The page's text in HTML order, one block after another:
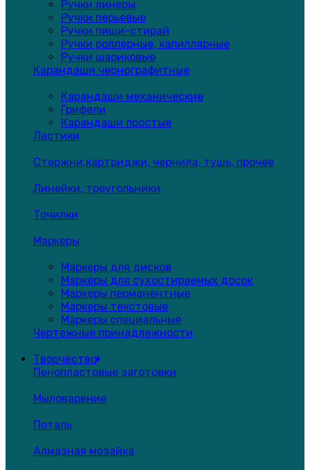
Ручки линеры
Ручки перьевые
Ручки пиши-стирай
Ручки роллерные, капиллярные
Ручки шариковые
Карандаши чернографитные
Карандаши механические
Грифели
Карандаши простые
Ластики
Стержни,картриджи, чернила, тушь, прочее
Линейки, треугольники
Точилки
Маркеры
Маркеры для дисков
Маркеры для сухостираемых досок
Маркеры перманентные
Маркеры текстовые
Маркеры специальные
Чертежные принадлежности
Творчество
Пенопластовые заготовки
Мыловарение
Поталь
Алмазная мозайка